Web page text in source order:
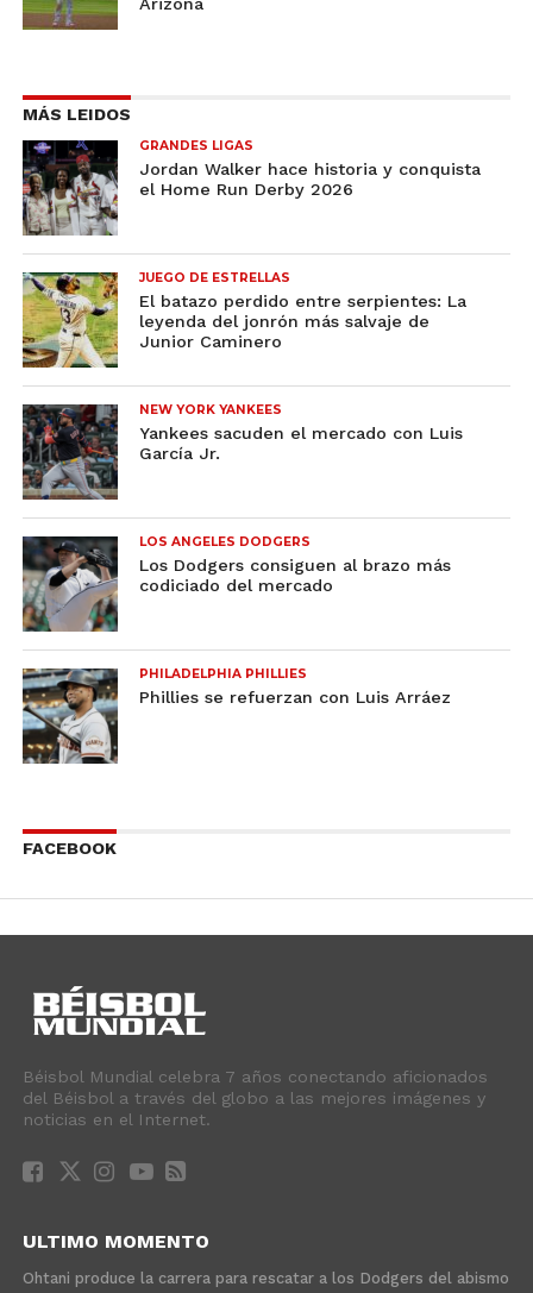
MÁS LEIDOS
GRANDES LIGAS
Jordan Walker hace historia y conquista
el Home Run Derby 2026
JUEGO DE ESTRELLAS
El batazo perdido entre serpientes: La
leyenda del jonrón más salvaje de
Junior Caminero
NEW YORK YANKEES
Yankees sacuden el mercado con Luis
García Jr.
LOS ANGELES DODGERS
Los Dodgers consiguen al brazo más
codiciado del mercado
PHILADELPHIA PHILLIES
Phillies se refuerzan con Luis Arráez
FACEBOOK
Béisbol Mundial celebra 7 años conectando aficionados
del Béisbol a través del globo a las mejores imágenes y
noticias en el Internet.
ULTIMO MOMENTO
Ohtani produce la carrera para rescatar a los Dodgers del abismo